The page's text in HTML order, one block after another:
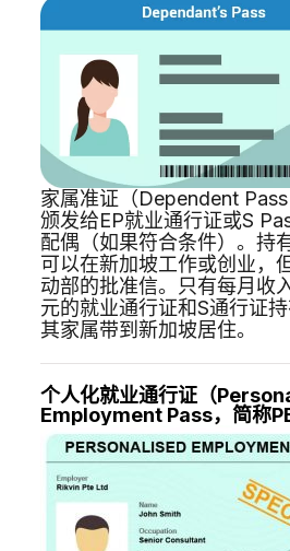
家属准证（Dependent
颁发给EP就业通行证或S
配偶（如果符合条件）。持
可以在新加坡工作或创业，
动部的批准信。只有每月收
元的就业通行证和S通行证
其家属带到新加坡居住。
个人化就业通行证（
Employment Pass，简称